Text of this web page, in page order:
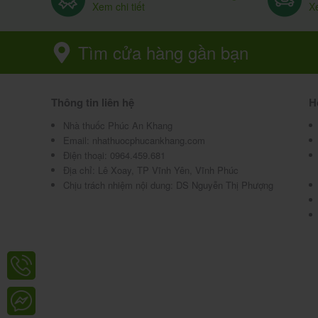
Xem chi tiết
Tìm cửa hàng gần bạn
Thông tin liên hệ
Nhà thuốc Phúc An Khang
Email: nhathuocphucankhang.com
Điện thoại: 0964.459.681
Địa chỉ: Lê Xoay, TP Vĩnh Yên, Vĩnh Phúc
Chịu trách nhiệm nội dung: DS Nguyễn Thị Phượng